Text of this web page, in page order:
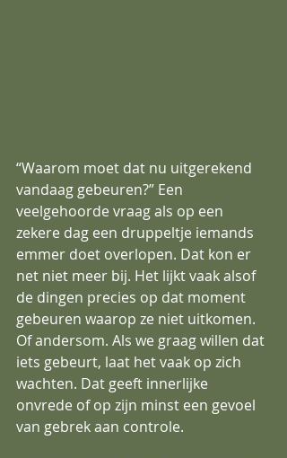
“Waarom moet dat nu uitgerekend
vandaag gebeuren?” Een
veelgehoorde vraag als op een
zekere dag een druppeltje iemands
emmer doet overlopen. Dat kon er
net niet meer bij. Het lijkt vaak alsof
de dingen precies op dat moment
gebeuren waarop ze niet uitkomen.
Of andersom. Als we graag willen dat
iets gebeurt, laat het vaak op zich
wachten. Dat geeft innerlijke
onvrede of op zijn minst een gevoel
van gebrek aan controle.